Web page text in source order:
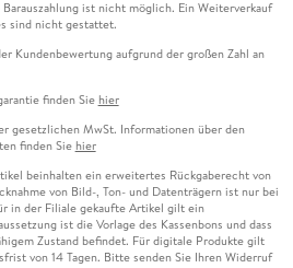
ist nicht möglich. Ein Weiterverkauf
sind nicht gestattet.
Kundenbewertung aufgrund der großen Zahl an
finden Sie hier
gesetzlichen MwSt. Informationen über den
finden Sie hier
beinhalten ein erweitertes Rückgaberecht von
von Bild-, Ton- und Datenträgern ist nur bei
in der Filiale gekaufte Artikel gilt ein
ist die Vorlage des Kassenbons und dass
Zustand befindet. Für digitale Produkte gilt
von 14 Tagen. Bitte senden Sie Ihren Widerruf